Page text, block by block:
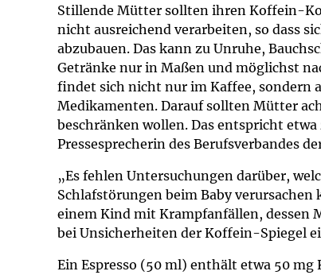
Häufige
Recht auf
Vorsorge-
Notdienste
Hörlexikon
Material
U0-
Stillende Mütter sollten ihren Koffein-
nicht ausreichend verarbeiten, so dass
abzubauen. Das kann zu Unruhe,
Getränke nur in Maßen und möglichst
findet sich nicht nur im Kaffee, sondern
Medikamenten. Darauf sollten Mütter
beschränken wollen. Das entspricht
Pressesprecherin des Berufsverbandes
„Es fehlen Untersuchungen darüber,
Schlafstörungen beim Baby
einem Kind mit Krampfanfällen, dessen
bei Unsicherheiten der Koffein-Spiegel
Ein Espresso (50 ml) enthält etwa 50